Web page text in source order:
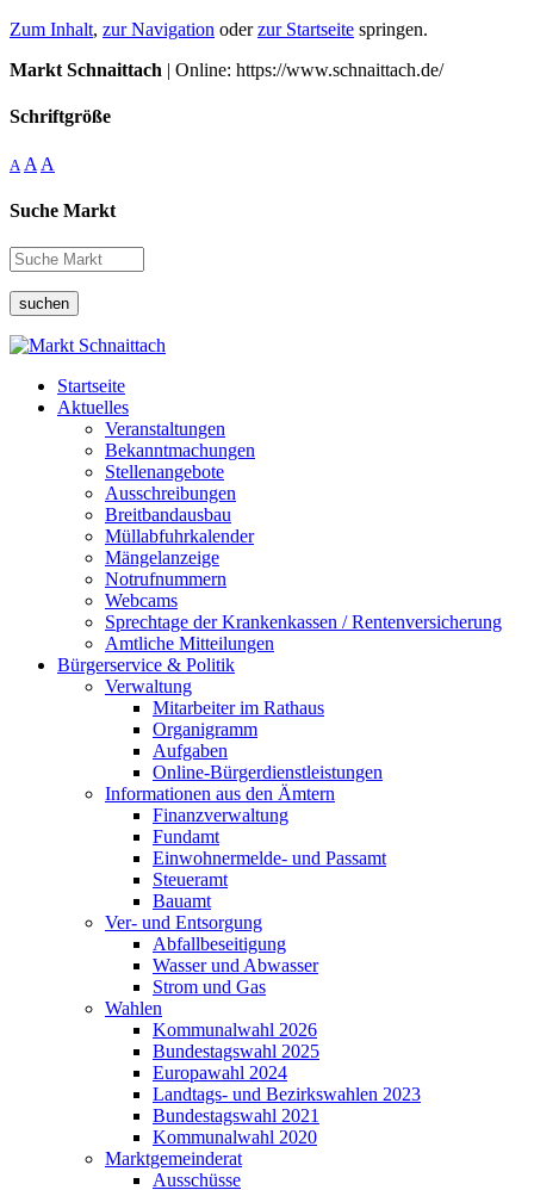
Zum Inhalt, zur Navigation oderzur Startseite springen.
Markt Schnaittach | Online: https://www.schnaittach.de/
Schriftgröße
A A A
Suche Markt
suchen
Startseite
Aktuelles
Veranstaltungen
Bekanntmachungen
Stellenangebote
Ausschreibungen
Breitbandausbau
Müllabfuhrkalender
Mängelanzeige
Notrufnummern
Webcams
Sprechtage der Krankenkassen / Rentenversicherung
Amtliche Mitteilungen
Bürgerservice & Politik
Verwaltung
Mitarbeiter im Rathaus
Organigramm
Aufgaben
Online-Bürgerdienstleistungen
Informationen aus den Ämtern
Finanzverwaltung
Fundamt
Einwohnermelde- und Passamt
Steueramt
Bauamt
Ver- und Entsorgung
Abfallbeseitigung
Wasser und Abwasser
Strom und Gas
Wahlen
Kommunalwahl 2026
Bundestagswahl 2025
Europawahl 2024
Landtags- und Bezirkswahlen 2023
Bundestagswahl 2021
Kommunalwahl 2020
Marktgemeinderat
Ausschüsse